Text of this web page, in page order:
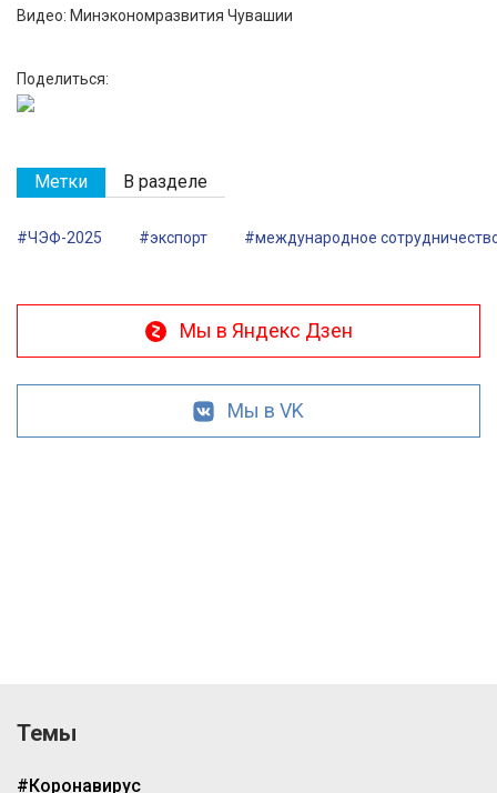
Видео: Минэкономразвития Чувашии
Поделиться:
Метки В разделе
#ЧЭФ-2025 #экспорт #международное
Мы в Яндекс Дзен
Мы в VK
Темы
#Коронавирус